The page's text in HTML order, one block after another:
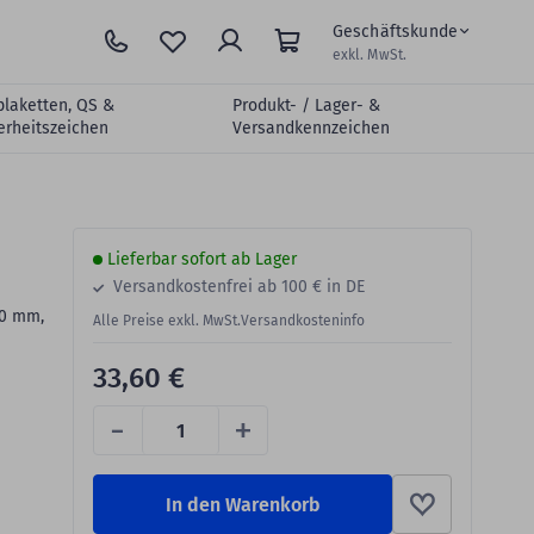
Geschäftskunde
exkl. MwSt.
QS &
Produkt- / Lager- &
Versandkennzeichen
mm,
Lieferbar sofort ab Lager
Versandkostenfrei ab 100 € in DE
Alle Preise exkl. MwSt.Versandkosteninfo
- +
33,60 €
In den Warenkorb